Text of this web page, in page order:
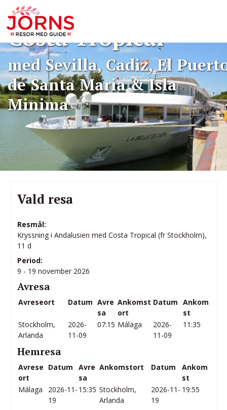
sköna dagar på
Costa Tropical
med Sevilla, Cadiz, El
de Santa Maria & Isla
Minima
Vald resa
Resmål:
Kryssning i Andalusien med Costa Tropical (fr Stockholm),
11 d
Period:
9 - 19 november 2026
Avresa
Avreseort Datum Avre
sa
Ankomst
ort
Datum Ankom
st
Stockholm,
Arlanda
2026-
11-09
07:15 Málaga
2026-
11-09
11:35
Hemresa
Avrese
ort
Datum
Avre
sa
Ankomstort Datum
Ankom
st
Málaga
2026-11-
19
15:35 Stockholm,
Arlanda
2026-11-
19
19:55